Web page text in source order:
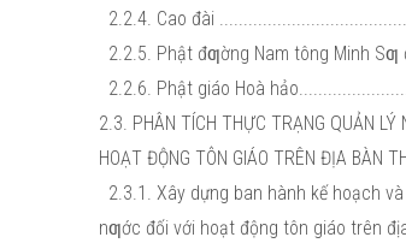
2.2.4. Cao đài
2.2.5. Phật đƣờng Nam tông Minh
2.2.6. Phật giáo Hoà
2.3. PHÂN TÍCH THỰC TRẠNG QUẢN
HOẠT ĐỘNG TÔN GIÁO TRÊN ĐỊA BÀN
2.3.1. Xây dựng ban hành kế hoạch
nƣớc đối với hoạt động tôn giáo trên